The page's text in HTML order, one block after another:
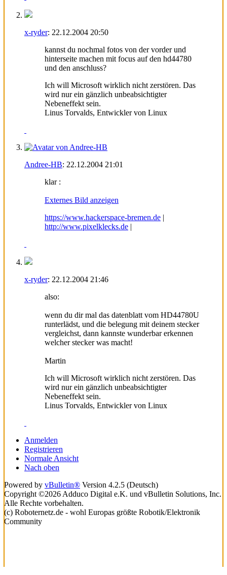
x-ryder: 22.12.2004 20:50
kannst du nochmal fotos von der vorder und
hinterseite machen mit focus auf den hd44780
und den anschluss?
Ich will Microsoft wirklich nicht zerstören. Das
wird nur ein gänzlich unbeabsichtigter
Nebeneffekt sein.
Linus Torvalds, Entwickler von Linux
Andree-HB: 22.12.2004 21:01
klar :
Externes Bild anzeigen
https://www.hackerspace-bremen.de |
http://www.pixelklecks.de |
x-ryder: 22.12.2004 21:46
also:
wenn du dir mal das datenblatt vom HD44780U
runterlädst, und die belegung mit deinem stecker
vergleichst, dann kannste wunderbar erkennen
welcher stecker was macht!
Martin
Ich will Microsoft wirklich nicht zerstören. Das
wird nur ein gänzlich unbeabsichtigter
Nebeneffekt sein.
Linus Torvalds, Entwickler von Linux
Anmelden
Registrieren
Normale Ansicht
Nach oben
Powered by vBulletin® Version 4.2.5 (Deutsch)
Copyright ©2026 Adduco Digital e.K. und vBulletin Solutions, Inc.
Alle Rechte vorbehalten.
(c) Roboternetz.de - wohl Europas größte Robotik/Elektronik
Community